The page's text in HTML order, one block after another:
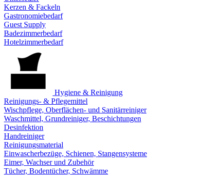
Kerzen & Fackeln
Gastronomiebedarf
Guest Supply
Badezimmerbedarf
Hotelzimmerbedarf
Hygiene & Reinigung
Reinigungs- & Pflegemittel
Wischpflege, Oberflächen- und Sanitärreiniger
Waschmittel, Grundreiniger, Beschichtungen
Desinfektion
Handreiniger
Reinigungsmaterial
Einwascherbezüge, Schienen, Stangensysteme
Eimer, Wachser und Zubehör
Tücher, Bodentücher, Schwämme